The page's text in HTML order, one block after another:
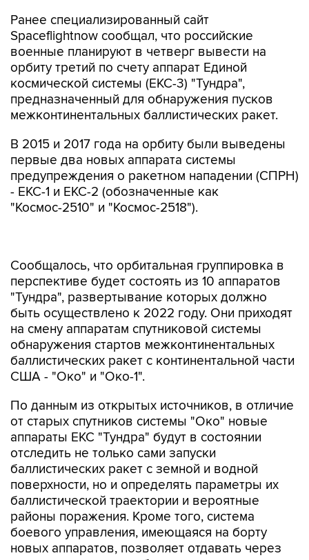
Ранее специализированный сайт
Spaceflightnow сообщал, что российские
военные планируют в четверг вывести на
орбиту третий по счету аппарат Единой
космической системы (ЕКС-3) "Тундра",
предназначенный для обнаружения пусков
межконтинентальных баллистических ракет.
В 2015 и 2017 года на орбиту были выведены
первые два новых аппарата системы
предупреждения о ракетном нападении (СПРН)
- ЕКС-1 и ЕКС-2 (обозначенные как
"Космос-2510" и "Космос-2518").
"Тундра", развертывание которых должно
быть осуществлено к 2022 году. Они приходят
на смену аппаратам спутниковой системы
обнаружения стартов межконтинентальных
баллистических ракет с континентальной части
США - "Око" и "Око-1".
По данным из открытых источников, в отличие
аппараты ЕКС "Тундра" будут в состоянии
отследить не только сами запуски
баллистических ракет с земной и водной
поверхности, но и определять параметры их
баллистической траектории и вероятные
районы поражения. Кроме того, система
боевого управления, имеющаяся на борту
новых аппаратов, позволяет отдавать через
спутники сигнал о необходимости нанесении
ответно-встречного удара по противнику.